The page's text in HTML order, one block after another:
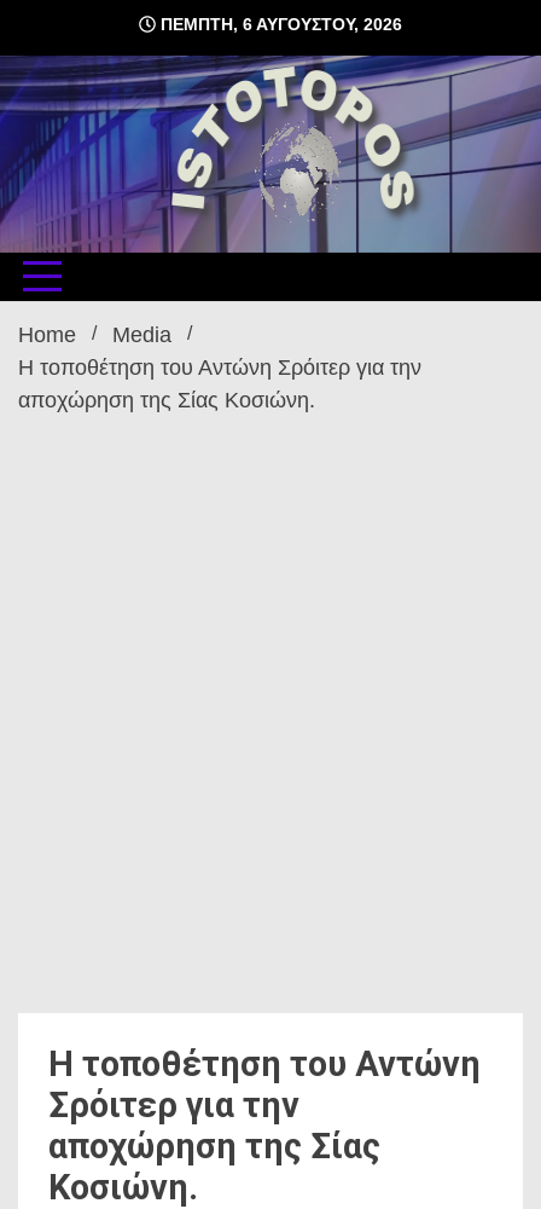
content
ΠΈΜΠΤΗ, 6 ΑΥΓΟΎΣΤΟΥ, 2026
δωρεάν φιλοξενία ιστοσελίδων , ειδήσεις
Home
Media
Η τοποθέτηση του Αντώνη Σρόιτερ για την
αποχώρηση της Σίας Κοσιώνη.
Η τοποθέτηση του Αντώνη
Σρόιτερ για την
αποχώρηση της Σίας
Κοσιώνη.